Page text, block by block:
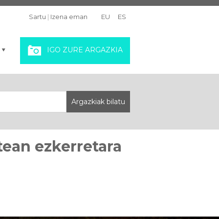
Sartu | Izena eman EU ES
IGO ZURE ARGAZKIA
ezkerretara